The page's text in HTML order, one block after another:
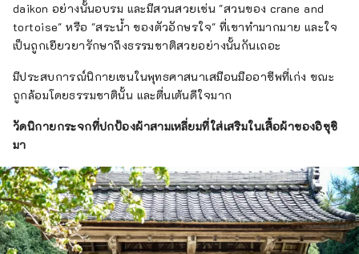
daikon อย่างนั้นอบรม และมีสวนสวยเช่น "สวนของ crane and
tortoise" หรือ "สระน้ำ ของตัวอักษรใจ" ที่เขาทำมากมาย และใจ
เป็นถูกเยียวยารักษาถึงธรรมชาติสวยอย่างนั้นกันเถอะ
มีประสบการณ์นิกายเซนในพุทธศาสนาเสมือนมืออาชีพที่เก่ง ขณะ
ถูกล้อมโดยธรรมชาตินั้น และตื่นเต้นดีใจมาก
วัดนิกายกระจกที่ปกป้องผ้าสามเหลี่ยมที่ใส่เสริมในเสื้อผ้าของอิซุชิ
มา